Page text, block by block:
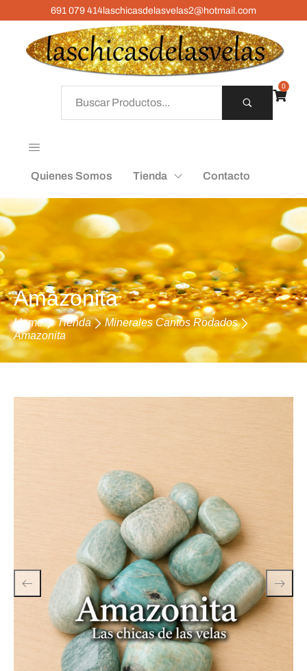
691 079 414laschicasdelasvelas2@hotmail.com
Quienes Somos Tienda Contacto
0
Amazonita
Home Tienda
Minerales Cantos Rodados
Amazonita